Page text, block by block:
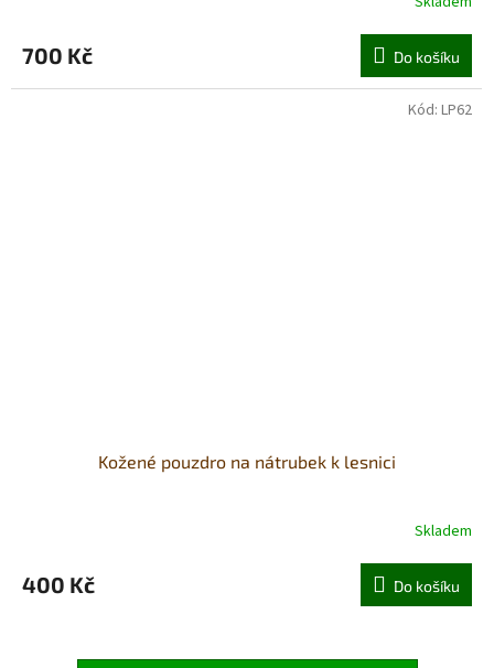
700 Kč Do košíku
Kožené pouzdro na nátrubek k lesnici
Skladem
400 Kč Do košíku
Kód: LP62